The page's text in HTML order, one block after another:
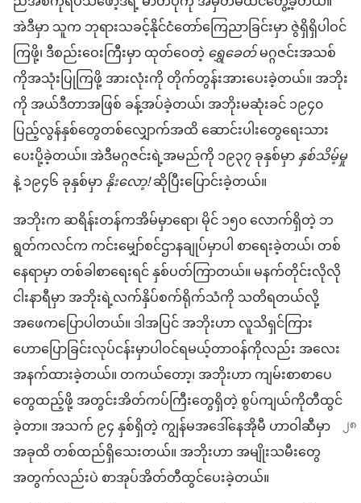
အဲဒီမှာ သူက ဘုရားသခင့်​နိုင်ငံတော်​ကြေညာ​ခြင်း​မှာ ဇွဲရှိ​ရှိပါ​ဝင်​
ကြဖို့၊ ဒီ​စည်းဝေးကြီး​မှာ ထုတ်ဝေတဲ့ရွှေခေတ်မဂ္ဂဇင်း​အသစ်​
ကို​အသုံးပြု​ကြဖို့ အားလုံး​ကို တိုက်တွန်း​အားပေးခဲ့တယ်။ အဘိုး​
ကို အယ်ဒီတာ​အဖြစ် ခန့်အပ်​ခဲ့တယ်၊ အဘိုး​မဆုံး​ခင် ၁၉၄၀
ပြည့်လွန်​နှစ်တွေ​တစ်လျှောက်​အထိ ဆောင်းပါး​တွေ​ရေးသား​
ပေး​ပို့​ခဲ့တယ်။ အဲဒီ​မဂ္ဂဇင်း​ရဲ့​အမည်​ကို ၁၉၃၇ ခုနှစ်​မှာနှစ်သိမ့်မှု
နဲ့ ၁၉၄၆ ခုနှစ်​မှာနိုးလော့!ဆိုပြီး​ပြောင်း​ခဲ့တယ်။
အဘိုး​က ဆ​ရိန်း​တန်​က​အိမ်မှာ​ရော၊ မိုင် ၁၅၀ လောက်​ရှိတဲ့ ဘ​
ရွတ်​က​လင်​က ကင်းမျှော်စင်​ဌာနချုပ်​မှာ​ပါ စာရေး​ခဲ့တယ်၊ တစ်​
နေရာမှာ တစ်ခါ​စာရေး​ရင် နှစ်ပတ်​ကြာ​တယ်။ မနက်​တိုင်း​လို​လို​
ငါး​နာရီ​မှာ အဘိုး​ရဲ့​လက်နှိပ်စက်​ရိုက်​သံ​ကို သတိရ​တယ်လို့
အဖေက​ပြောပါ​တယ်။ ဒါ​အပြင် အဘိုး​ဟာ လူသိရှင်ကြား​
ဟောပြောခြင်း​လုပ်ငန်းမှာပါ​ဝင်​ရမယ့်​တာဝန်​ကိုလည်း အလေး
အနက်​ထားခဲ့​တယ်။ တကယ်တော့၊ အဘိုး​ဟာ ကျမ်းစာ​စာပေ​
တွေ​ထည့်​ဖို့ အတွင်း​အိတ်ကပ်​ကြီး​တွေ​ရှိတဲ့ စွပ်​ကျယ်​ကို​တီထွင်​
ခဲ့​တာ။ အသက် ၉၄ နှစ်​ရှိတဲ့ ကျွန်မ​အဒေါ်​နေ​အို​မီ ဟာ​ဝါ​ဆီ​မှာ​
အခုထိ တစ်ထည်​ရှိသေးတယ်။ အဘိုး​ဟာ အမျိုးသမီးတွေ​
အတွက်​လည်း​ပဲ စာအုပ်​အိတ်​တီထွင်​ပေး​ခဲ့တယ်။